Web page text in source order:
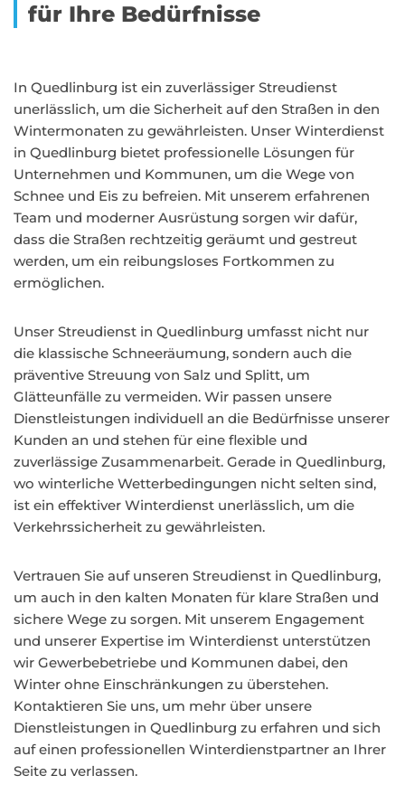
für Ihre Bedürfnisse
In Quedlinburg ist ein zuverlässiger Streudienst
unerlässlich, um die Sicherheit auf den Straßen in den
Wintermonaten zu gewährleisten. Unser Winterdienst
in Quedlinburg bietet professionelle Lösungen für
Unternehmen und Kommunen, um die Wege von
Schnee und Eis zu befreien. Mit unserem erfahrenen
Team und moderner Ausrüstung sorgen wir dafür,
dass die Straßen rechtzeitig geräumt und gestreut
werden, um ein reibungsloses Fortkommen zu
ermöglichen.
Unser Streudienst in Quedlinburg umfasst nicht nur
die klassische Schneeräumung, sondern auch die
präventive Streuung von Salz und Splitt, um
Glätteunfälle zu vermeiden. Wir passen unsere
Dienstleistungen individuell an die Bedürfnisse unserer
Kunden an und stehen für eine flexible und
zuverlässige Zusammenarbeit. Gerade in Quedlinburg,
wo winterliche Wetterbedingungen nicht selten sind,
ist ein effektiver Winterdienst unerlässlich, um die
Verkehrssicherheit zu gewährleisten.
Vertrauen Sie auf unseren Streudienst in Quedlinburg,
um auch in den kalten Monaten für klare Straßen und
sichere Wege zu sorgen. Mit unserem Engagement
und unserer Expertise im Winterdienst unterstützen
wir Gewerbebetriebe und Kommunen dabei, den
Winter ohne Einschränkungen zu überstehen.
Kontaktieren Sie uns, um mehr über unsere
Dienstleistungen in Quedlinburg zu erfahren und sich
auf einen professionellen Winterdienstpartner an Ihrer
Seite zu verlassen.